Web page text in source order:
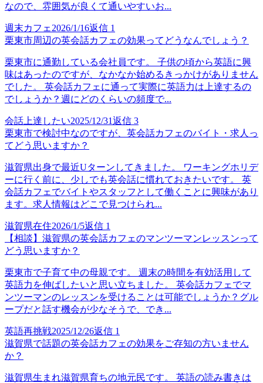
なので、雰囲気が良くて通いやすいお...
週末カフェ 2026/1/16返信 1
栗東市周辺の英会話カフェの効果ってどうなんでしょう？
栗東市に通勤している会社員です。 子供の頃から英語に興
味はあったのですが、なかなか始めるきっかけがありません
でした。 英会話カフェに通って実際に英語力は上達するの
でしょうか？週にどのくらいの頻度で...
会話上達したい2025/12/31返信 3
栗東市で検討中なのですが、英会話カフェのバイト・求人っ
てどう思いますか？
滋賀県出身で最近Uターンしてきました。 ワーキングホリデ
ーに行く前に、少しでも英会話に慣れておきたいです。 英
会話カフェでバイトやスタッフとして働くことに興味があり
ます。求人情報はどこで見つけられ...
滋賀県在住2026/1/5返信 1
【相談】滋賀県の英会話カフェのマンツーマンレッスンって
どう思いますか？
栗東市で子育て中の母親です。 週末の時間を有効活用して
英語力を伸ばしたいと思い立ちました。 英会話カフェでマ
ンツーマンのレッスンを受けることは可能でしょうか？グル
ープだと話す機会が少なそうで、でき...
英語再挑戦2025/12/26返信 1
滋賀県で話題の英会話カフェの効果をご存知の方いません
か？
滋賀県生まれ滋賀県育ちの地元民です。 英語の読み書きは